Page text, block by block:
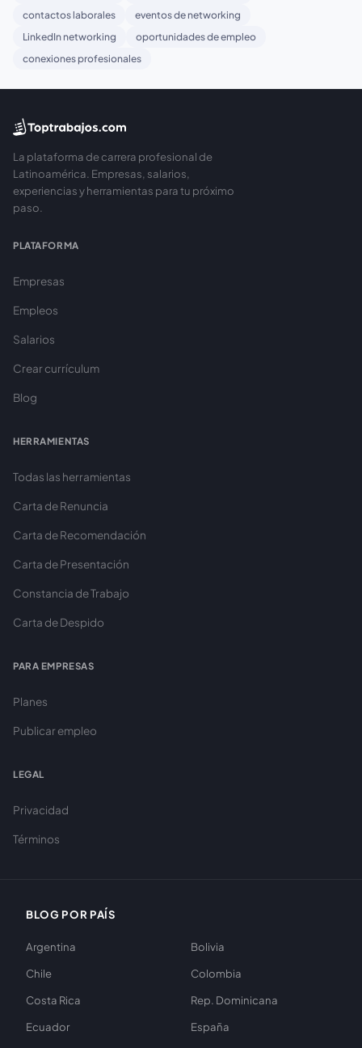
contactos laborales
eventos de networking
LinkedIn networking
oportunidades de empleo
conexiones profesionales
La plataforma de carrera profesional de
Latinoamérica. Empresas, salarios,
experiencias y herramientas para tu próximo
paso.
PLATAFORMA
Empresas
Empleos
Salarios
Crear currículum
Blog
HERRAMIENTAS
Todas las herramientas
Carta de Renuncia
Carta de Recomendación
Carta de Presentación
Constancia de Trabajo
Carta de Despido
PARA EMPRESAS
Planes
Publicar empleo
LEGAL
Privacidad
Términos
BLOG POR PAÍS
Argentina
Bolivia
Chile
Colombia
Costa Rica
Rep. Dominicana
Ecuador
España